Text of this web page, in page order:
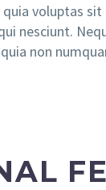
voluptas
nesciunt.
non